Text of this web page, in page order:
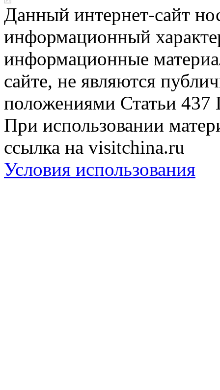
Данный интернет-сайт
информационный
информационные
сайте, не являются
положениями Статьи 437
При использовании
ссылка на visitchina.ru
Условия использования